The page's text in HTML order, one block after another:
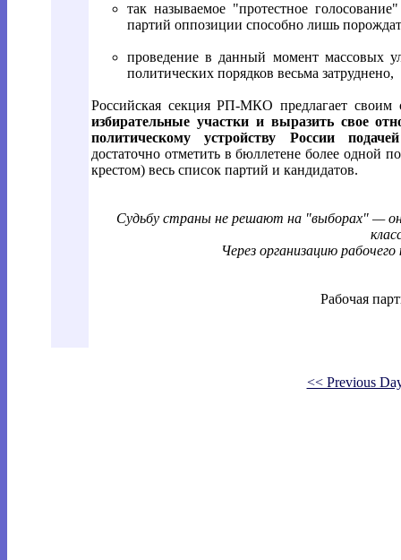
так называемое "протестное
партий оппозиции способно лишь
проведение в данный момент массовых
политических порядков весьма затруднено,
Российская секция РП-МКО предлагает своим
избирательные участки и выразить свое
политическому устройству России
достаточно отметить в бюллетене более одной
крестом) весь список партий и кандидатов.
Судьбу страны не решают на "выборах" —
Через организацию
Рабочая
<< Previous